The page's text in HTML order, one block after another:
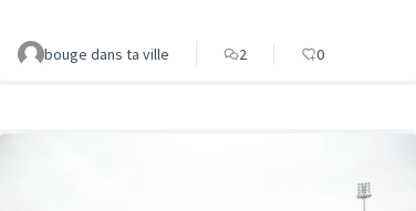
bouge dans ta ville 2 0